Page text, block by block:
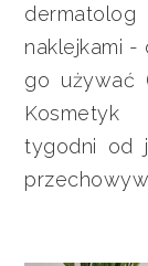
naklejkami -
go używać
Kosmetyk
tygodni od